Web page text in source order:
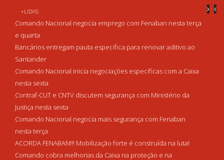
+LIDAS:
Comando Nacional negocia emprego com Fenaban nesta terça
e quarta
Bancários entregam pauta específica para renovar aditivo ao
Santander
Comando Nacional inicia negociações específicas com a Caixa
nesta sexta
Contraf-CUT e CNTV discutem segurança com Ministério da
Justiça nesta sexta
Comando Nacional negocia mais segurança com Fenaban
nesta terça
ACORDA FENABAN!!! Mobilização forte é construída na luta!
Comando cobra melhorias da Caixa na proteção e na